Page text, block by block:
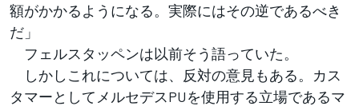
額がかかるようになる。実際にはその逆であるべき
だ」
フェルスタッペンは以前そう語っていた。
しかしこれについては、反対の意見もある。カス
タマーとしてメルセデスPUを使用する立場であるマ